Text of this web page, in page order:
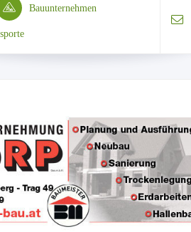
Bauunternehmen